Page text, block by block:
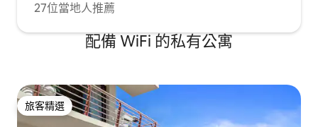
27位當地人推薦
配備 WiFi 的私有公寓
旅客精選
旅客精選